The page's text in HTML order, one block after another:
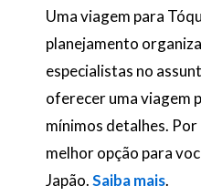
Uma viagem para
planejamento
especialistas no
oferecer uma viagem
mínimos detalhes. Por
melhor opção para
Japão.Saiba mais.